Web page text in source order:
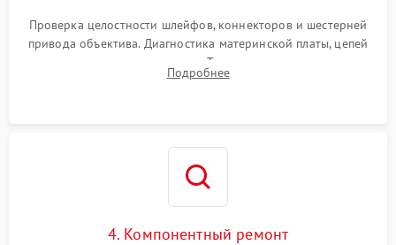
Проверка целостности шлейфов, коннекторов и шестерней
привода объектива. Диагностика материнской платы, цепей
питания и картоприемника. Тестирование механизма
затвора и блока внутрикамерной стабилизации.
Подробнее
4. Компонентный ремонт